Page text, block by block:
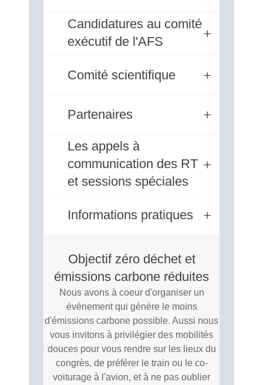
Candidatures au comité
exécutif de l'AFS
Comité scientifique
Partenaires
Les appels à
communication des RT
et sessions spéciales
Informations pratiques
Objectif zéro déchet et
émissions carbone réduites
Nous avons à coeur d'organiser un
évènement qui génère le moins
d'émissions carbone possible. Aussi nous
vous invitons à privilégier des mobilités
douces pour vous rendre sur les lieux du
congrès, de préférer le train ou le co-
voiturage à l'avion, et à ne pas oublier